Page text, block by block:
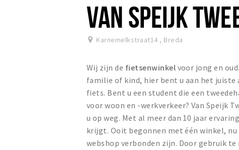
VAN SPEIJK
Karnemelkstraat14 , Breda
Wij zijn de fietsenwinkel voor jong en
familie of kind, hier bent u aan het juiste
fiets. Bent u een student die een
voor woon en -werkverkeer? Van Speijk
u op weg. Met al meer dan 10 jaar
krijgt. Ooit begonnen met één winkel,
webshop verbonden zijn. Door gebruik